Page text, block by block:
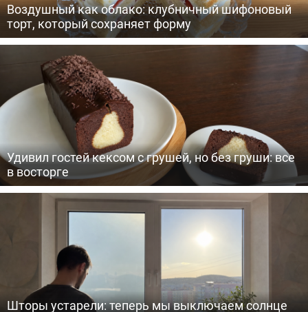
Воздушный как облако: клубничный шифоновый
торт, который сохраняет форму
Удивил гостей кексом с грушей, но без груши: все
в восторге
Шторы устарели: теперь мы выключаем солнце